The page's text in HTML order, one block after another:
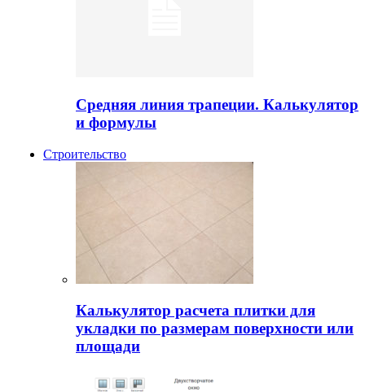
Средняя линия трапеции. Калькулятор
и формулы
Строительство
Калькулятор расчета плитки для
укладки по размерам поверхности или
площади